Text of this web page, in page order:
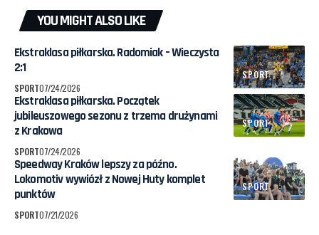
YOU MIGHT ALSO LIKE
SPORT
Ekstraklasa piłkarska. Radomiak – Wieczysta
2:1
SPORT07/24/2026
SPORT
Ekstraklasa piłkarska. Początek
jubileuszowego sezonu z trzema drużynami
z Krakowa
SPORT07/24/2026
SPORT
Speedway Kraków lepszy za późno.
Lokomotiv wywiózł z Nowej Huty komplet
punktów
SPORT07/21/2026